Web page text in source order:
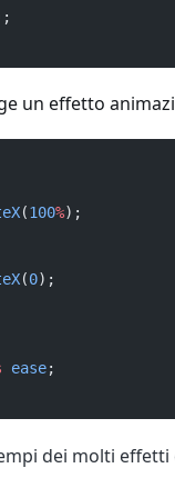
un effetto
(100%);
(0);
ease;
dei molti